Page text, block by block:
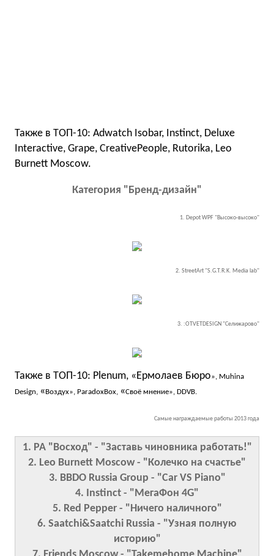
Также в ТОП-10: Adwatch Isobar, Instinct, Deluxe
Interactive, Grape, CreativePeople, Rutorika, Leo
Burnett Moscow.
Категория "Бренд-дизайн"
1. Depot WPF "Высоко-высоко"
2. StreetArt "S.G.T.R.K. Media lab"
3. :OTVETDESIGN "Селижарово"
Также в ТОП-10: Plenum, «Ермолаев Бюро», Muhina
Design, « Воздух», ParadoxBox, «Своё мнение», DDVB.
Самые награждаемые работы 2013 года
1. РА "Восход" - "Заставь чиновника работать!"
2. Leo Burnett Moscow - "Колечко на счастье"
3. BBDO Russia Group - "Car VS Piano"
4. Instinct - "МегаФон 4G"
5. Red Pepper - "Ничего наличного"
6. Saatchi&Saatchi Russia - "Узная полную
историю"